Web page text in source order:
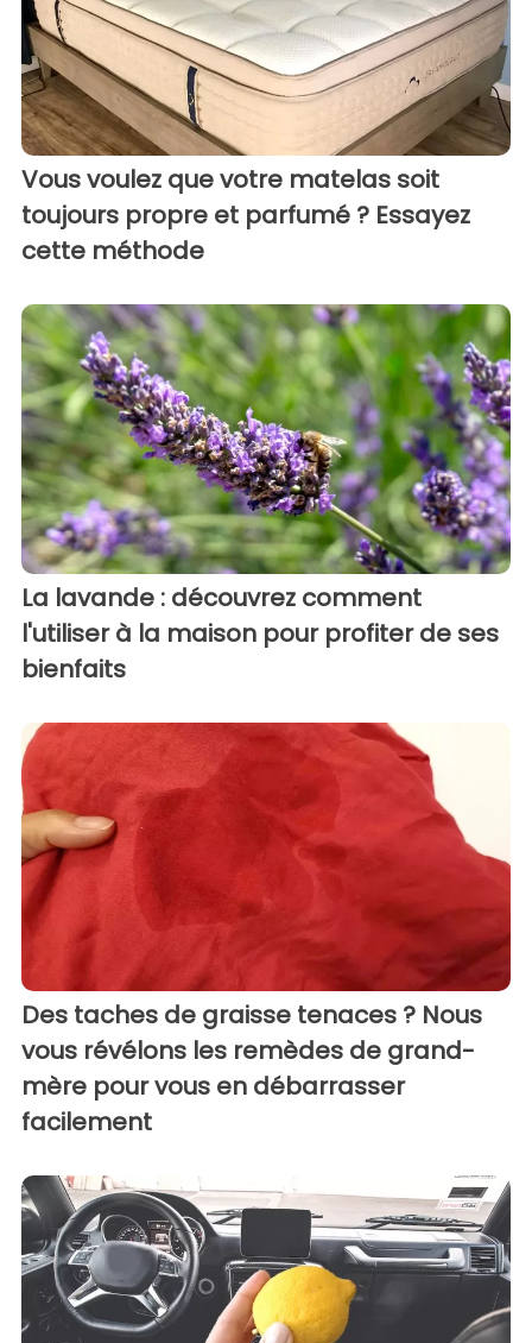
Vous voulez que votre matelas soit
toujours propre et parfumé ? Essayez
cette méthode
La lavande : découvrez comment
l'utiliser à la maison pour profiter de ses
bienfaits
Des taches de graisse tenaces ? Nous
vous révélons les remèdes de grand-
mère pour vous en débarrasser
facilement